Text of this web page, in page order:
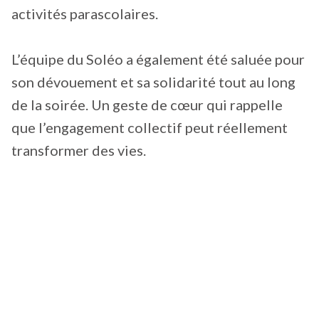
activités parascolaires.
L’équipe du Soléo a également été saluée pour
son dévouement et sa solidarité tout au long
de la soirée. Un geste de cœur qui rappelle
que l’engagement collectif peut réellement
transformer des vies.